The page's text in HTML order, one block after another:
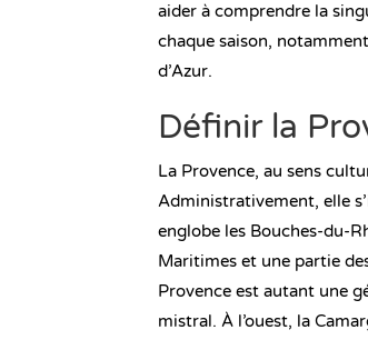
aider à comprendre la
chaque saison,
d’Azur.
Définir la
La Provence, au sens
Administrativement, elle
englobe les Bouches-du-
Maritimes et une partie
Provence est autant une
mistral. À l’ouest, la